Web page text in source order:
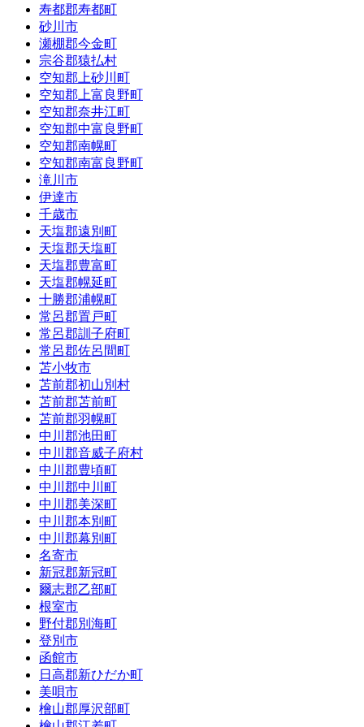
寿都郡寿都町
砂川市
瀬棚郡今金町
宗谷郡猿払村
空知郡上砂川町
空知郡上富良野町
空知郡奈井江町
空知郡中富良野町
空知郡南幌町
空知郡南富良野町
滝川市
伊達市
千歳市
天塩郡遠別町
天塩郡天塩町
天塩郡豊富町
天塩郡幌延町
十勝郡浦幌町
常呂郡置戸町
常呂郡訓子府町
常呂郡佐呂間町
苫小牧市
苫前郡初山別村
苫前郡苫前町
苫前郡羽幌町
中川郡池田町
中川郡音威子府村
中川郡豊頃町
中川郡中川町
中川郡美深町
中川郡本別町
中川郡幕別町
名寄市
新冠郡新冠町
爾志郡乙部町
根室市
野付郡別海町
登別市
函館市
日高郡新ひだか町
美唄市
檜山郡厚沢部町